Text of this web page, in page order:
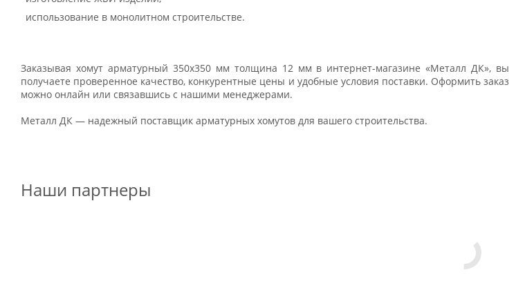
использование в монолитном строительстве.
Заказывая хомут арматурный 350х350 мм толщина 12 мм в интернет-магазине «Металл ДК», вы
получаете проверенное качество, конкурентные цены и удобные условия поставки. Оформить заказ
можно онлайн или связавшись с нашими менеджерами.
Металл ДК — надежный поставщик арматурных хомутов для вашего строительства.
Наши партнеры